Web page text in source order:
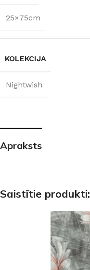
25×75cm
KOLEKCIJA
Nightwish
Apraksts
Saistītie produkti: